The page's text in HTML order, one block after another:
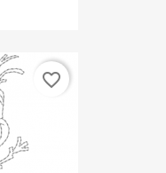
favorite_border